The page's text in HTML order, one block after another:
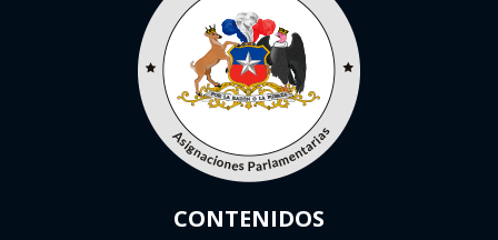
CONTENIDOS